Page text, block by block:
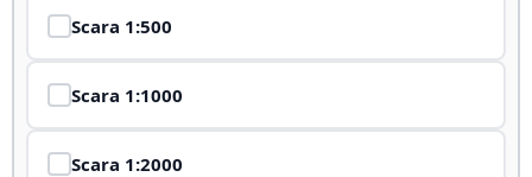
Scara 1:500
Scara 1:1000
Scara 1:2000